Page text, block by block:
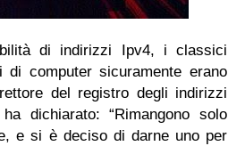
di indirizzi Ipv4, i classici
computer sicuramente erano
del registro degli indirizzi
dichiarato: “Rimangono solo
e si è deciso di darne uno per